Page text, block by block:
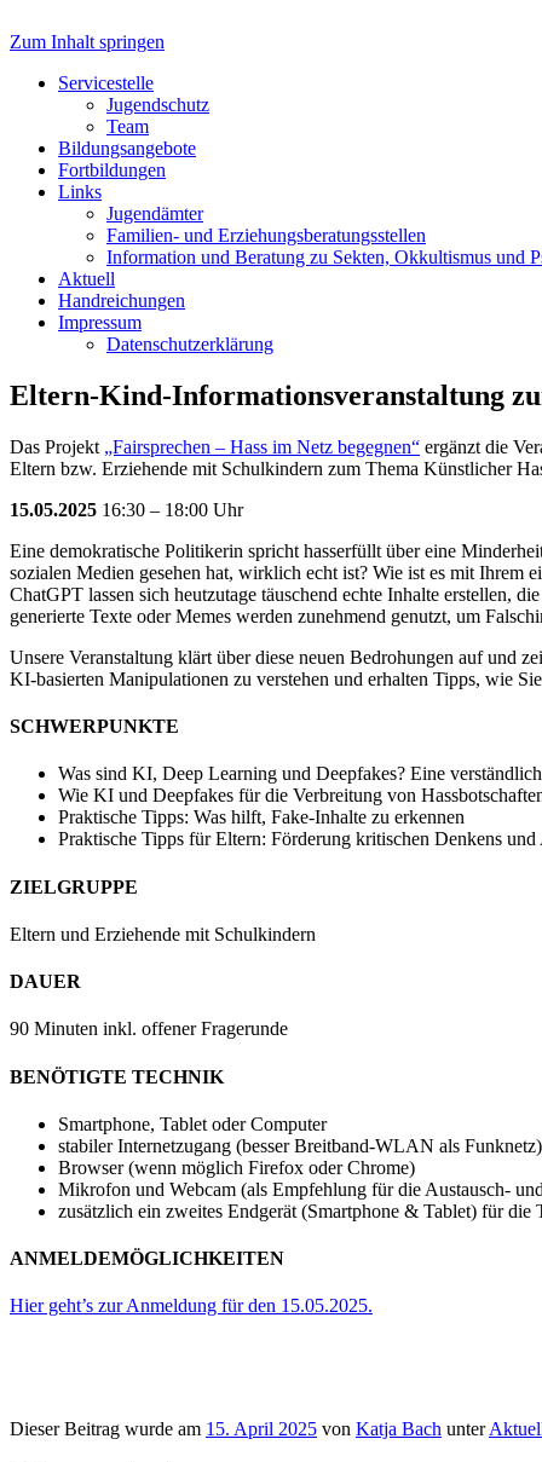
Servicestelle Kinder- und
Zum Inhalt springen
Servicestelle
Jugendschutz
Team
Bildungsangebote
Fortbildungen
Links
Jugendämter
Familien- und Erziehungsberatungsstellen
Information und Beratung zu Sekten, Okkultismus und
Aktuell
Handreichungen
Impressum
Datenschutzerklärung
Eltern-Kind-Informationsveranstaltung
Das Projekt „Fairsprechen – Hass im Netz begegnen“ ergänzt die
Eltern bzw. Erziehende mit Schulkindern zum Thema Künstlicher
15.05.2025 16:30 – 18:00 Uhr
Eine demokratische Politikerin spricht hasserfüllt über eine
sozialen Medien gesehen hat, wirklich echt ist? Wie ist es mit
ChatGPT lassen sich heutzutage täuschend echte Inhalte erstellen,
generierte Texte oder Memes werden zunehmend genutzt, um
Unsere Veranstaltung klärt über diese neuen Bedrohungen auf und
KI-basierten Manipulationen zu verstehen und erhalten Tipps, wie
SCHWERPUNKTE
Was sind KI, Deep Learning und Deepfakes? Eine
Wie KI und Deepfakes für die Verbreitung von
Praktische Tipps: Was hilft, Fake-Inhalte zu erkennen
Praktische Tipps für Eltern: Förderung kritischen Denkens
ZIELGRUPPE
Eltern und Erziehende mit Schulkindern
DAUER
90 Minuten inkl. offener Fragerunde
BENÖTIGTE TECHNIK
Smartphone, Tablet oder Computer
stabiler Internetzugang (besser Breitband-WLAN als Funknetz)
Browser (wenn möglich Firefox oder Chrome)
Mikrofon und Webcam (als Empfehlung für die Austausch-
zusätzlich ein zweites Endgerät (Smartphone & Tablet) für die
ANMELDEMÖGLICHKEITEN
Hier geht’s zur Anmeldung für den 15.05.2025.
Dieser Beitrag wurde am 15. April 2025 von Katja Bach unter